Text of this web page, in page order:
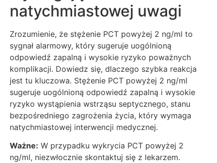
natychmiastowej uwagi
Zrozumienie, że stężenie PCT powyżej 2 ng/ml to
sygnał alarmowy, który sugeruje uogólnioną
odpowiedź zapalną i wysokie ryzyko poważnych
komplikacji. Dowiedz się, dlaczego szybka reakcja
jest tu kluczowa. Stężenie PCT powyżej 2 ng/ml
sugeruje uogólnioną odpowiedź zapalną i wysokie
ryzyko wystąpienia wstrząsu septycznego, stanu
bezpośredniego zagrożenia życia, który wymaga
natychmiastowej interwencji medycznej.
Ważne: W przypadku wykrycia PCT powyżej 2
ng/ml, niezwłocznie skontaktuj się z lekarzem.